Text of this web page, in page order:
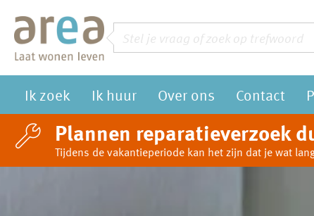
Naar de homepage Zoeken
Vraag of trefwoord
Ik zoek Ik huur Over ons Contact
Plannen reparatieverzoek
Tijdens de vakantieperiode kan het zijn dat je wat